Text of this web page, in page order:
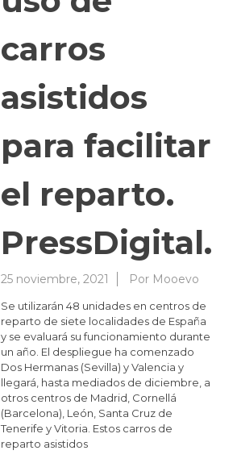
carros
asistidos
para facilitar
el reparto.
PressDigital.
25 noviembre, 2021 Por Mooevo
Se utilizarán 48 unidades en centros de
reparto de siete localidades de España
y se evaluará su funcionamiento durante
un año. El despliegue ha comenzado
Dos Hermanas (Sevilla) y Valencia y
llegará, hasta mediados de diciembre, a
otros centros de Madrid, Cornellá
(Barcelona), León, Santa Cruz de
Tenerife y Vitoria. Estos carros de
reparto asistidos